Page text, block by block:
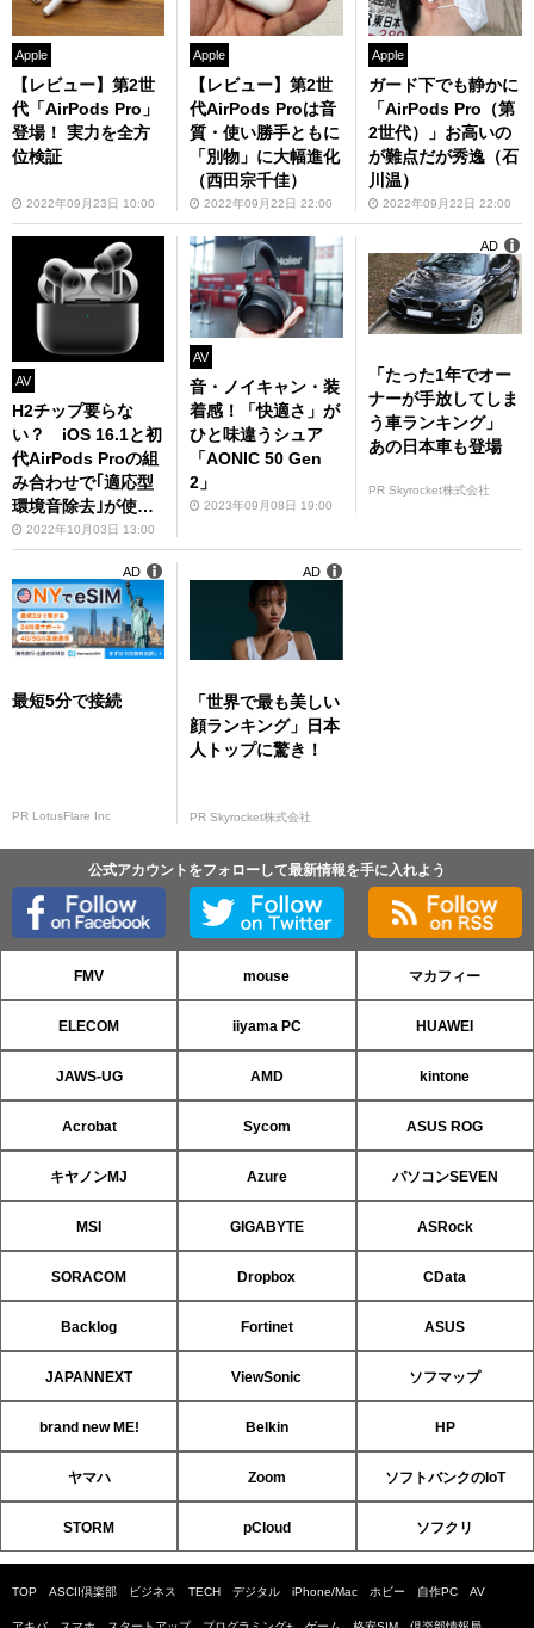
Apple
【レビュー】第2世
代「AirPods Pro」
登場！ 実力を全方
位検証
2022年09月23日 10:00
Apple
【レビュー】第2世
代AirPods Proは音
質・使い勝手ともに
「別物」に大幅進化
（西田宗千佳）
2022年09月22日 22:00
Apple
ガード下でも静かに
「AirPods Pro（第
2世代）」お高いの
が難点だが秀逸（石
川温）
2022年09月22日 22:00
AV
H2チップ要らな
い？ iOS 16.1と初
代AirPods Proの組
み合わせで｢適応型
環境音除去｣が使え
る可能性
2022年10月03日 13:00
AV
音・ノイキャン・装
着感！「快適さ」が
ひと味違うシュア
「AONIC 50 Gen
2」
2023年09月08日 19:00
「たった1年でオー
ナーが手放してしま
う車ランキング」
あの日本車も登場
PR Skyrocket株式会社
AD
最短5分で接続
PR LotusFlare Inc
AD
「世界で最も美しい
顔ランキング」日本
人トップに驚き！
PR Skyrocket株式会社
AD
公式アカウントをフォローして最新情報を手に入れよう
FMV mouse マカフィー
ELECOM iiyama PC HUAWEI
JAWS-UG AMD kintone
Acrobat Sycom ASUS ROG
キヤノンMJ Azure パソコンSEVEN
MSI GIGABYTE ASRock
SORACOM Dropbox CData
Backlog Fortinet ASUS
JAPANNEXT ViewSonic ソフマップ
brand new ME! Belkin HP
ヤマハ Zoom ソフトバンクのIoT
STORM pCloud ソフクリ
TOP ASCII倶楽部 ビジネス TECH デジタル iPhone/Mac ホビー 自作PC AV